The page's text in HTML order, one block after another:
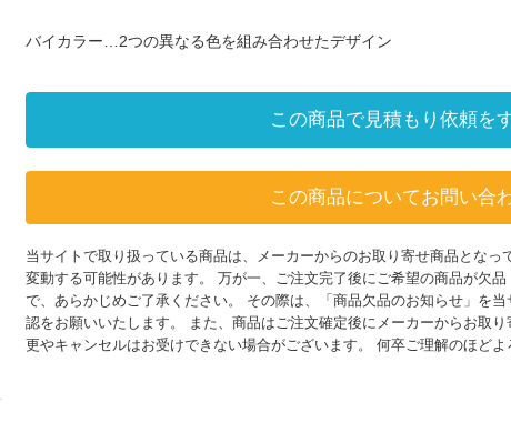
バイカラー…2つの異なる色を組み合わせたデザイン
この商品で見積もり依頼を
この商品についてお問い合
当サイトで取り扱っている商品は、メーカーからのお取り寄せ商品となっ
変動する可能性があります。 万が一、ご注文完了後にご希望の商品が欠
で、あらかじめご了承ください。 その際は、「商品欠品のお知らせ」を
認をお願いいたします。 また、商品はご注文確定後にメーカーからお取
更やキャンセルはお受けできない場合がございます。 何卒ご理解のほどよ